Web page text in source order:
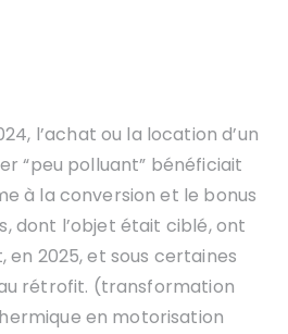
l’achat ou la location d’un
“peu polluant” bénéficiait
à la conversion et le bonus
dont l’objet était ciblé, ont
en 2025, et sous certaines
rétrofit. (transformation
en motorisation